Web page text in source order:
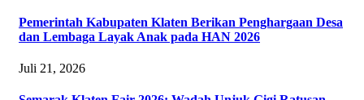
Pemerintah Kabupaten Klaten Berikan Penghargaan Desa
dan Lembaga Layak Anak pada HAN 2026
Juli 21, 2026